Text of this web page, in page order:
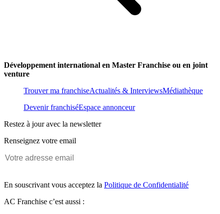
Développement international en Master Franchise ou en joint
venture
Trouver ma franchiseActualités & InterviewsMédiathèque
Devenir franchiséEspace annonceur
Restez à jour avec la newsletter
Renseignez votre email
En souscrivant vous acceptez la Politique de Confidentialité
AC Franchise c’est aussi :